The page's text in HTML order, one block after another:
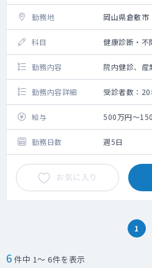
勤務地 岡山県倉敷市
科目 健康診断・不
勤務内容 院内健診、産
勤務内容詳細 受診者数：
給与 500万円～
勤務日数 週5日
お気に入り
1
6 件中 1～ 6件を表示